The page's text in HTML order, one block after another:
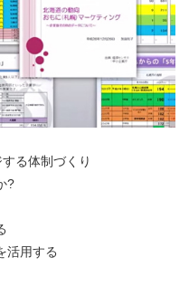
る体制づくり
?
活用する